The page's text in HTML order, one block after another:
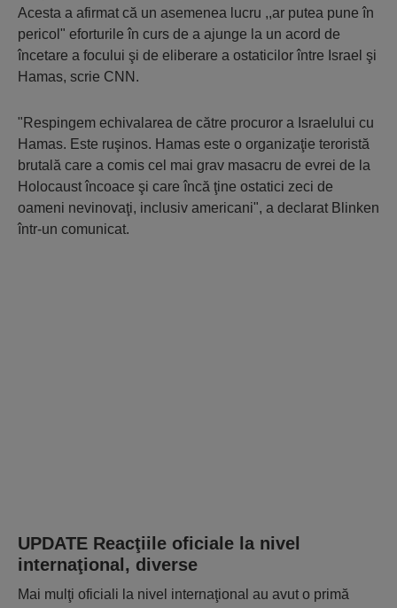
Acesta a afirmat că un asemenea lucru ,,ar putea pune în
pericol" eforturile în curs de a ajunge la un acord de
încetare a focului şi de eliberare a ostaticilor între Israel şi
Hamas, scrie CNN.
"Respingem echivalarea de către procuror a Israelului cu
Hamas. Este ruşinos. Hamas este o organizaţie teroristă
brutală care a comis cel mai grav masacru de evrei de la
Holocaust încoace şi care încă ţine ostatici zeci de
oameni nevinovaţi, inclusiv americani", a declarat Blinken
într-un comunicat.
UPDATE Reacţiile oficiale la nivel
internaţional, diverse
Mai mulţi oficiali la nivel internaţional au avut o primă